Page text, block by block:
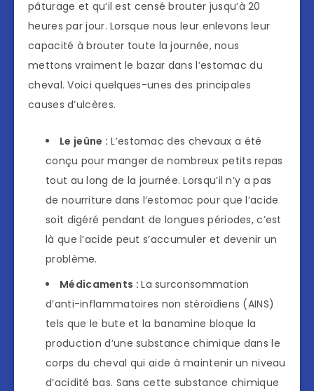
pâturage et qu’il est censé brouter jusqu’à 20
heures par jour. Lorsque nous leur enlevons leur
capacité à brouter toute la journée, nous
mettons vraiment le bazar dans l’estomac du
cheval. Voici quelques-unes des principales
causes d’ulcères.
Le jeûne : L’estomac des chevaux a été
conçu pour manger de nombreux petits repas
tout au long de la journée. Lorsqu’il n’y a pas
de nourriture dans l’estomac pour que l’acide
soit digéré pendant de longues périodes, c’est
là que l’acide peut s’accumuler et devenir un
problème.
Médicaments :La surconsommation
d’anti-inflammatoires non stéroïdiens (AINS)
tels que le bute et la banamine bloque la
production d’une substance chimique dans le
corps du cheval qui aide à maintenir un niveau
d’acidité bas. Sans cette substance chimique